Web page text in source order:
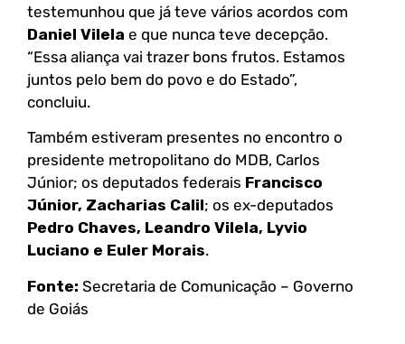
testemunhou que já teve vários acordos com
Daniel Vilela e que nunca teve decepção.
“Essa aliança vai trazer bons frutos. Estamos
juntos pelo bem do povo e do Estado”,
concluiu.
Também estiveram presentes no encontro o
presidente metropolitano do MDB, Carlos
Júnior; os deputados federais Francisco
Júnior, Zacharias Calil; os ex-deputados
Pedro Chaves, Leandro Vilela, Lyvio
Luciano e Euler Morais.
Fonte: Secretaria de Comunicação – Governo
de Goiás